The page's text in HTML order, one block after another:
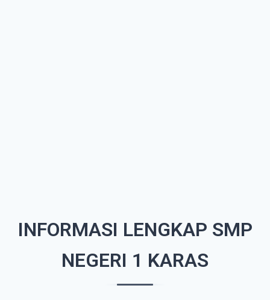
INFORMASI LENGKAP SMP
NEGERI 1 KARAS